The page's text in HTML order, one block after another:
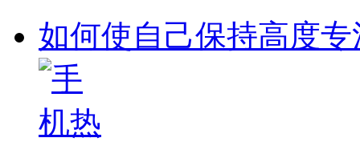
如何使自己保持高度